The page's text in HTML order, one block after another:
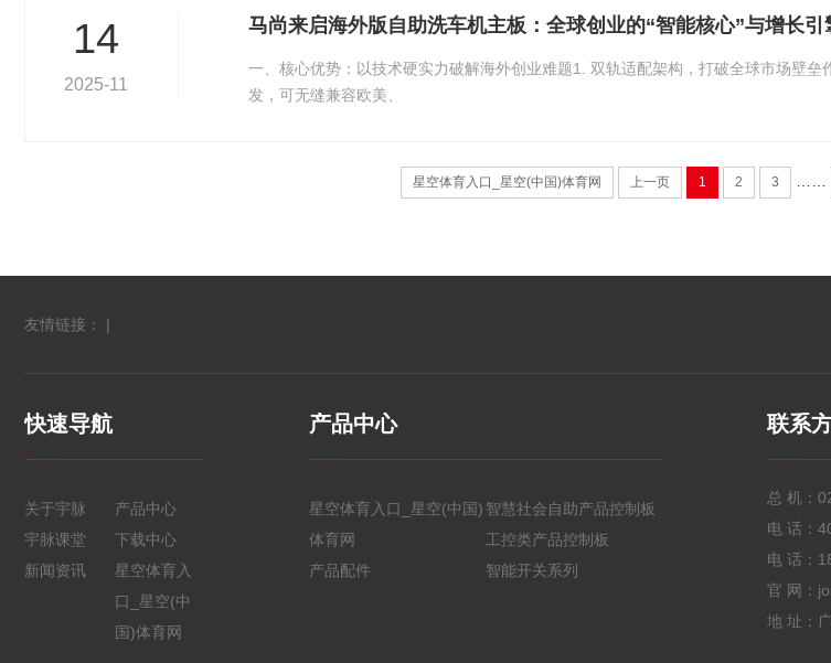
14
2025-11
马尚来启海外版自助洗车机主板：全球创业的“智能核心”与增长引
一、核心优势：以技术硬实力破解海外创业难题1. 双轨适配架构，打破全球市场壁
发，可无缝兼容欧美、
星空体育入口_星空(中国)体育网 上一页 1 2 3
友情链接： |
快速导航
关于宇脉
产品中心
宇脉课堂
下载中心
新闻资讯
星空体育入
口_星空(中
国)体育网
产品中心
星空体育入口_星空(中国)
体育网
智慧社会自助产品控制板
工控类产品控制板
产品配件
智能开关系列
联系
总 机：
电 话：
电 话：
官 网：
地 址：